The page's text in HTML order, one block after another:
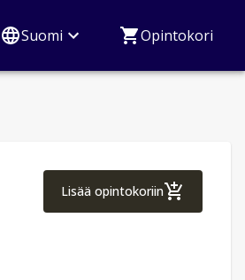
Suomi Opintokori
Lisää opintokoriin
Tietoverkot